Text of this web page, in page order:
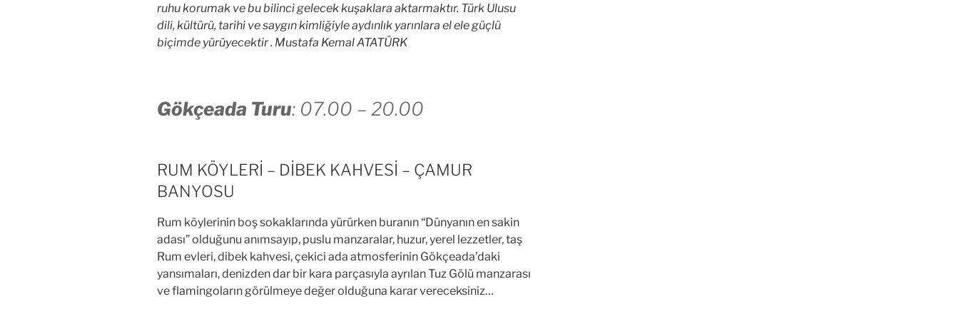
ruhu korumak ve bu bilinci gelecek kuşaklara aktarmaktır. Türk Ulusu
dili, kültürü, tarihi ve saygın kimliğiyle aydınlık yarınlara el ele güçlü
biçimde yürüyecektir . Mustafa Kemal ATATÜRK
Gökçeada Turu: 07.00 – 20.00
RUM KÖYLERİ – DİBEK KAHVESİ – ÇAMUR
BANYOSU
Rum köylerinin boş sokaklarında yürürken buranın “Dünyanın en sakin
adası” olduğunu anımsayıp, puslu manzaralar, huzur, yerel lezzetler, taş
Rum evleri, dibek kahvesi, çekici ada atmosferinin Gökçeada’daki
yansımaları, denizden dar bir kara parçasıyla ayrılan Tuz Gölü manzarası
ve flamingoların görülmeye değer olduğuna karar vereceksiniz…